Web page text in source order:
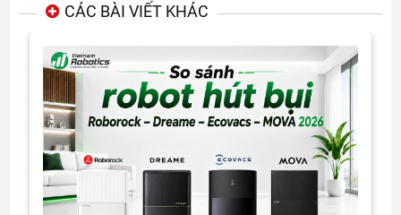
CÁC BÀI VIẾT KHÁC